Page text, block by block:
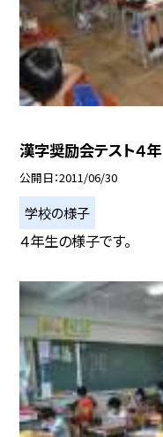
漢字奨励会テスト４年
公開日 2011/06/30
学校の様子
４年生の様子です。